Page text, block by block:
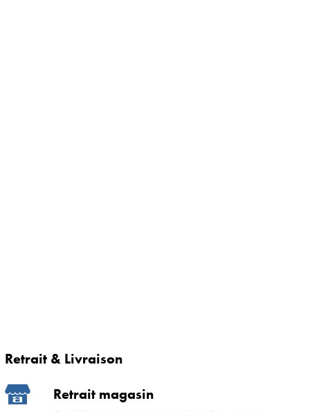
Retrait & Livraison
Retrait magasin